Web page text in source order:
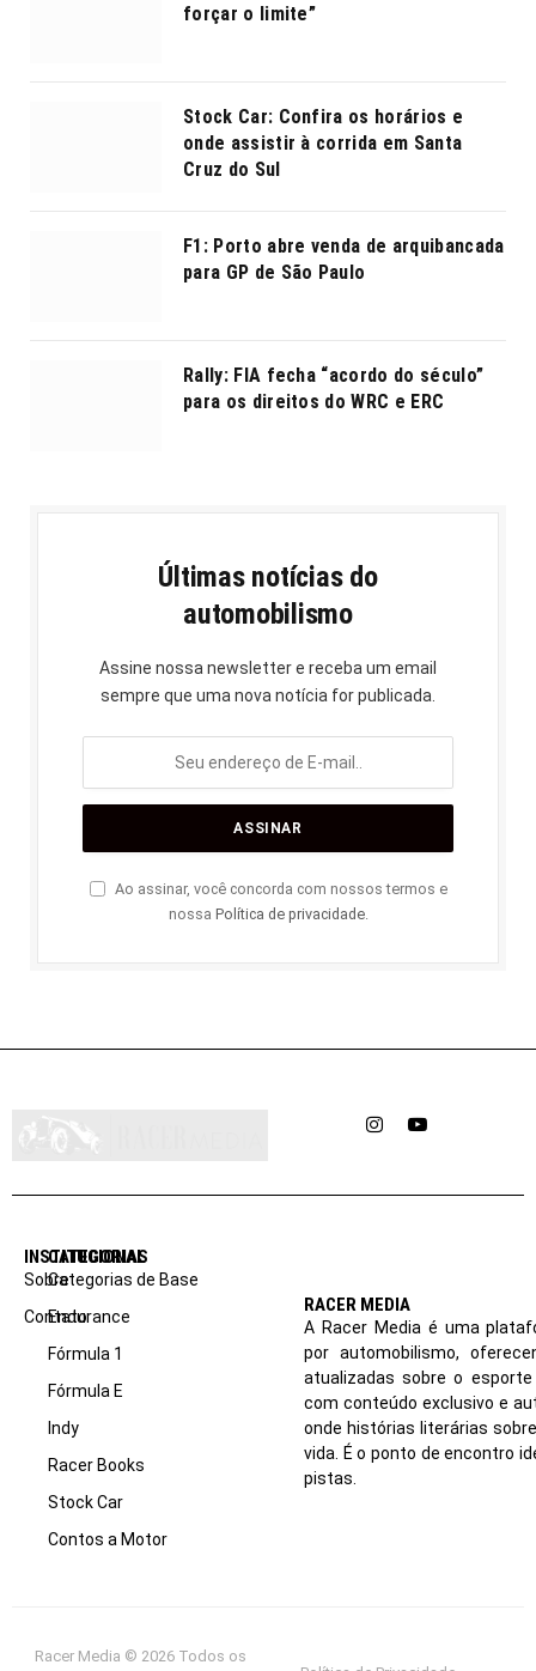
forçar o limite”
Stock Car: Confira os horários e
onde assistir à corrida em Santa
Cruz do Sul
F1: Porto abre venda de arquibancada
para GP de São Paulo
Rally: FIA fecha “acordo do século”
para os direitos do WRC e ERC
Últimas notícias do
automobilismo
Assine nossa newsletter e receba um email
sempre que uma nova notícia for publicada.
Ao assinar, você concorda com nossos termos e
nossa Política de privacidade.
InstagramYouTube
INSTITUCIONAL
Sobre
Contato
CATEGORIAS
Categorias de Base
Endurance
Fórmula 1
Fórmula E
Indy
Racer Books
Stock Car
Contos a Motor
RACER MEDIA
A Racer Media é uma
por automobilismo,
atualizadas sobre o
com conteúdo exclusivo e
onde histórias literárias
vida. É o ponto de encontro
pistas.
Racer Media © 2026 Todos os